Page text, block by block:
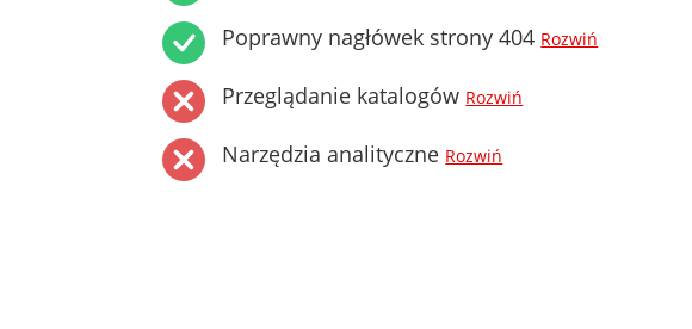
Poprawny nagłówek strony 404 Rozwiń
Przeglądanie katalogów Rozwiń
Narzędzia analityczne Rozwiń